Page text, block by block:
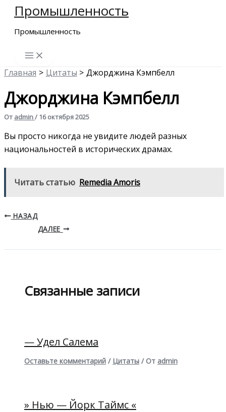
Перейти
содержимому
Промышленность
Промышленность
Главная Цитаты Джорджина Кэмпбелл
Джорджина Кэмпбелл
От admin/ 16 октября 2025
Вы просто никогда не увидите людей разных
национальностей в исторических драмах.
Читать статью Remedia Amoris
НАЗАД
ДАЛЕЕ
Связанные записи
— Удел Салема
Оставьте комментарий / Цитаты / От admin
» Нью — Йорк Таймс «